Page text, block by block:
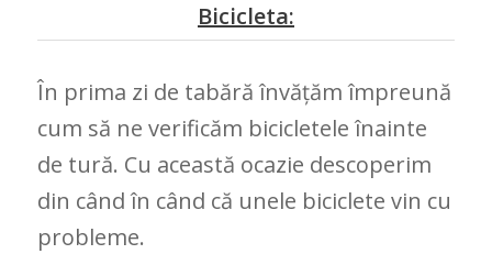
Bicicleta:
În prima zi de tabără învățăm împreună
cum să ne verificăm bicicletele înainte
de tură. Cu această ocazie descoperim
din când în când că unele biciclete vin cu
probleme.